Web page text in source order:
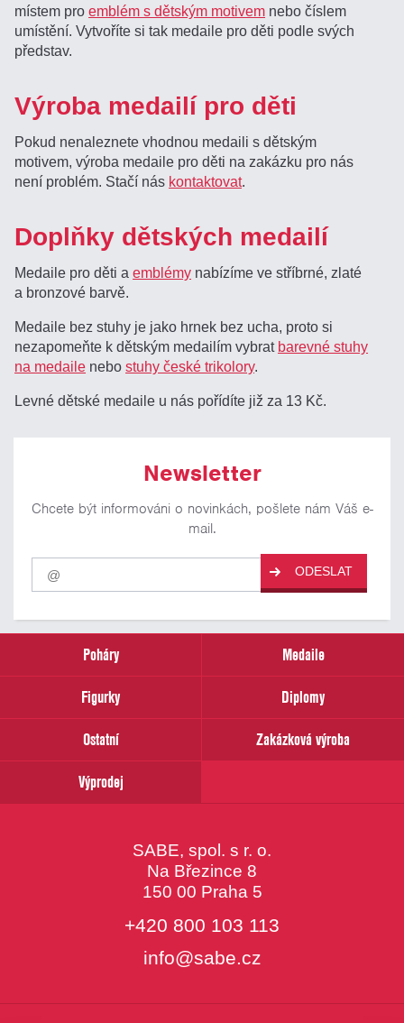
místem proemblém s dětským motivem nebo číslem
umístění. Vytvoříte si tak medaile pro děti podle svých
představ.
Výroba medailí pro děti
Pokud nenaleznete vhodnou medaili s dětským
motivem, výroba medaile pro děti na zakázku pro nás
není problém. Stačí nás kontaktovat.
Doplňky dětských medailí
Medaile pro děti aemblémy nabízíme ve stříbrné, zlaté
a bronzové barvě.
Medaile bez stuhy je jako hrnek bez ucha, proto si
nezapomeňte k dětským medailím vybrat barevné stuhy
na medaile nebostuhy české trikolory.
Levné dětské medaile u nás pořídíte již za 13 Kč.
Newsletter
Chcete být informováni o novinkách, pošlete nám Váš e-
mail.
Pro
odběr
našich
email
ODESLAT
Poháry
Medaile
Figurky
Diplomy
Ostatní
Zakázková výroba
Výprodej
SABE, spol. s r. o.
Na Březince 8
150 00 Praha 5
+420 800 103 113
info@sabe.cz